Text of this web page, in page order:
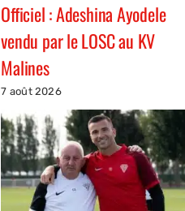
Officiel : Adeshina Ayodele
vendu par le LOSC au KV
Malines
7 août 2026